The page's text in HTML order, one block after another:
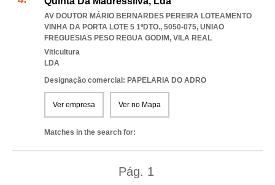
AV DOUTOR MÁRIO BERNARDES PEREIRA LOTEAMENTO
VINHA DA PORTA LOTE 5 1ºDTO., 5050-075, UNIAO
FREGUESIAS PESO REGUA GODIM, VILA REAL
Viticultura
LDA
Designação comercial: PAPELARIA DO ADRO
Ver empresa Ver no Mapa
Matches in the search for:
Pág. 1